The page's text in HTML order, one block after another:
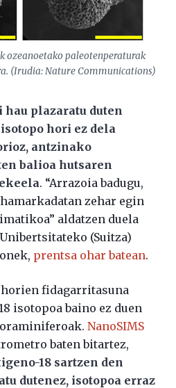
ozeanoetako paleotenperaturak
(Irudia: Nature Communications)
plazaratu duten
hori ez dela
antzinako
balioa hutsaren
. “Arrazoia badugu,
zehar egin
aldatzen duela
(Suitza)
prentsa ohar batean.
fidagarritasuna
isotopoa baino ez duen
NanoSIMS
baten bitartez,
18 sartzen den
dutenez, isotopoa erraz